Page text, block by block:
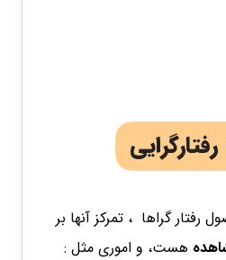
رفتار گراها ، تمرکز آنها بر
هست، و اموری مثل :